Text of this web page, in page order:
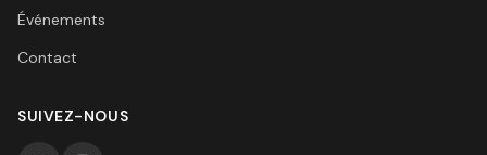
Événements
Contact
SUIVEZ-NOUS